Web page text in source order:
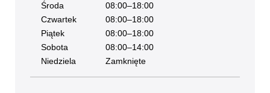
Akademia
Biznes
Środa
08:00–18:00
Czwartek
08:00–18:00
Piątek
08:00–18:00
Sobota
08:00–14:00
Niedziela
Zamknięte